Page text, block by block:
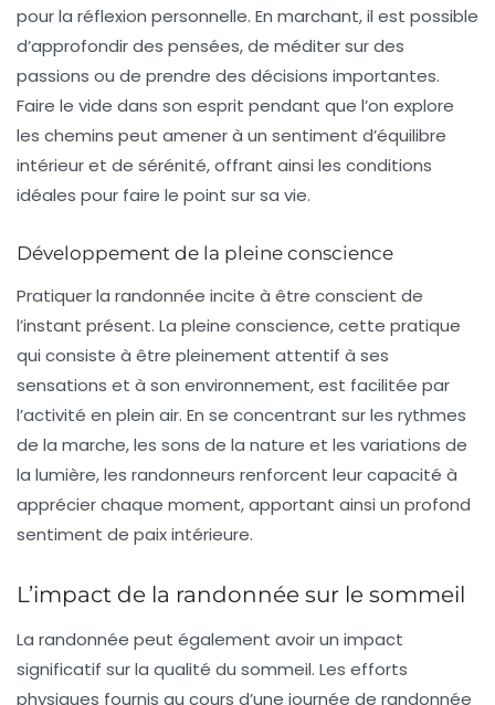
pour la réflexion personnelle. En marchant, il est possible
d’approfondir des pensées, de méditer sur des
passions ou de prendre des décisions importantes.
Faire le vide dans son esprit pendant que l’on explore
les chemins peut amener à un sentiment d’équilibre
intérieuret de sérénité, offrant ainsi les conditions
idéales pour faire le point sur sa vie.
Développement de la pleine conscience
Pratiquer la randonnée incite à être conscient de
l’instant présent. La pleine conscience, cette pratique
qui consiste à être pleinement attentif à ses
sensations et à son environnement, est facilitée par
l’activité en plein air. En se concentrant sur les rythmes
de la marche, les sons de la nature et les variations de
la lumière, les randonneurs renforcent leur capacité à
apprécier chaque moment, apportant ainsi un profond
sentiment de paix intérieure.
L’impact de la randonnée sur le sommeil
La randonnée peut également avoir un impact
significatif sur la qualité du sommeil. Les efforts
physiques fournis au cours d’une journée de randonnée